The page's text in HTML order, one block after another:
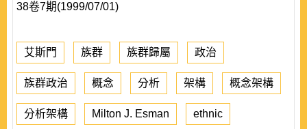
38卷7期(1999/07/01)
艾斯門 族群 族群歸屬 政治
族群政治 概念 分析 架構 概念架構
分析架構 Milton J. Esman ethnic